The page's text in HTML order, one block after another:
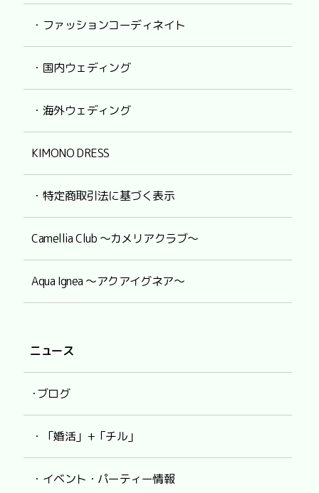
・ファッションコーディネイト
・国内ウェディング
・海外ウェディング
KIMONO DRESS
・特定商取引法に基づく表示
Camellia Club ～カメリアクラブ～
Aqua Ignea ～アクアイグネア～
ニュース
･ブログ
・「婚活」+「チル」
・イベント・パーティー情報